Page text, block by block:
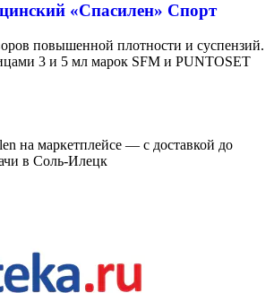
«Спасилен» Спорт
повышенной плотности и суспензий.
3 и 5 мл марок SFM и PUNTOSET
на маркетплейсе — с доставкой до
в Соль-Илецк